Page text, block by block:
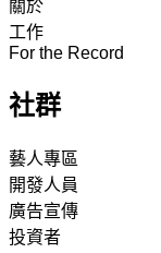
關於
工作
For the Record
社群
藝人專區
開發人員
廣告宣傳
投資者